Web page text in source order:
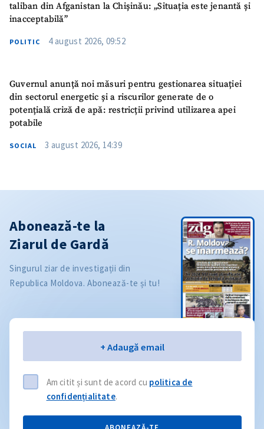
taliban din Afganistan la Chișinău: „Situația este jenantă și
inacceptabilă”
POLITIC 4 august 2026, 09:52
Guvernul anunță noi măsuri pentru gestionarea situației
din sectorul energetic și a riscurilor generate de o
potențială criză de apă: restricții privind utilizarea apei
potabile
SOCIAL 3 august 2026, 14:39
Abonează-te la
Ziarul de Gardă
Singurul ziar de investigații din
Republica Moldova. Abonează-te și tu!
+ Adaugă email
Am citit și sunt de acord cu politica de
confidențialitate.